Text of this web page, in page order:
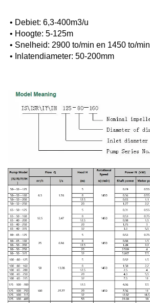
• Debiet: 6,3-400m3/u
• Hoogte: 5-125m
• Snelheid: 2900 to/min en 1450 to/min
• Inlatendiameter: 50-200mm